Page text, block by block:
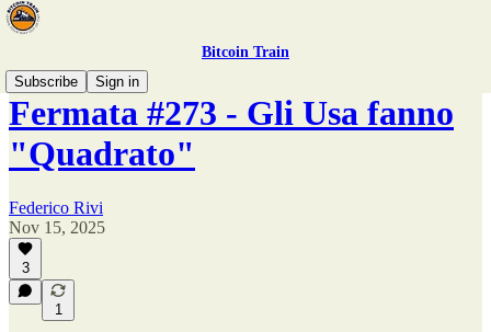
Bitcoin Train
Subscribe
Sign in
Fermata #273 - Gli Usa fanno
"Quadrato"
Federico Rivi
Nov 15, 2025
3
1